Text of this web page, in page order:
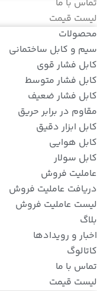
تماس با ما
لیست قیمت
محصولات
سیم و کابل ساختمانی
کابل فشار قوی
کابل فشار متوسط
کابل فشار ضعیف
مقاوم در برابر حریق
کابل ابزار دقیق
کابل هوایی
کابل سولار
عاملیت فروش
دریافت عاملیت فروش
لیست عاملیت فروش
بلاگ
اخبار و رویدادها
کاتالوگ
تماس با ما
لیست قیمت